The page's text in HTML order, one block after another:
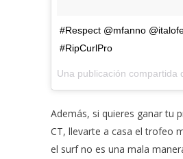
#Respect @mfanno
#RipCurlPro
Una publicación compartida
Además, si quieres ganar tu
CT, llevarte a casa el trofeo
el surf no es una mala